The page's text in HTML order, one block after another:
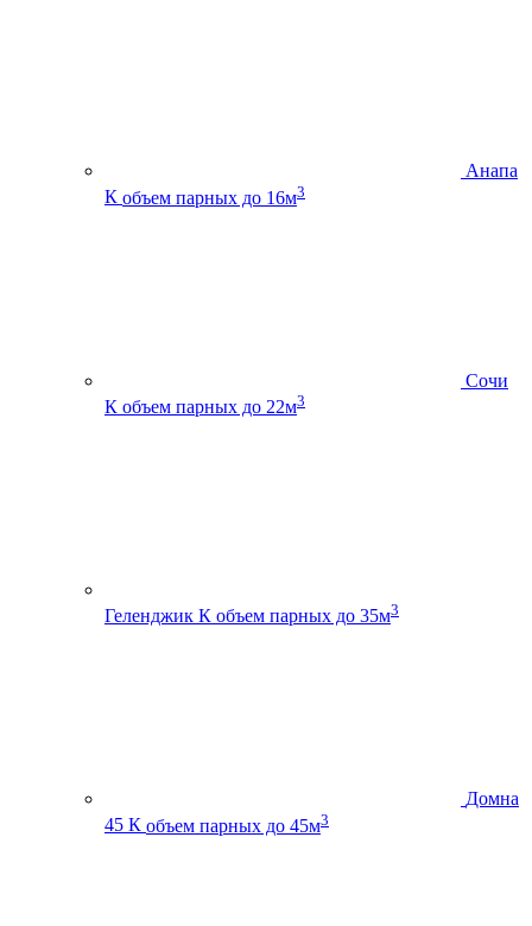
Анапа
К объем парных до 16м3
Сочи
К объем парных до 22м3
Геленджик К объем парных до 35м3
Домна
45 К объем парных до 45м3